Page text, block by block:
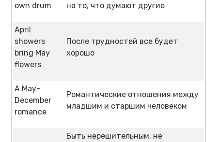
own drum
на то, что думают другие
April
showers
bring May
flowers
После трудностей все будет
хорошо
A May-
December
romance
Романтические отношения между
младшим и старшим человеком
Быть нерешительным, не